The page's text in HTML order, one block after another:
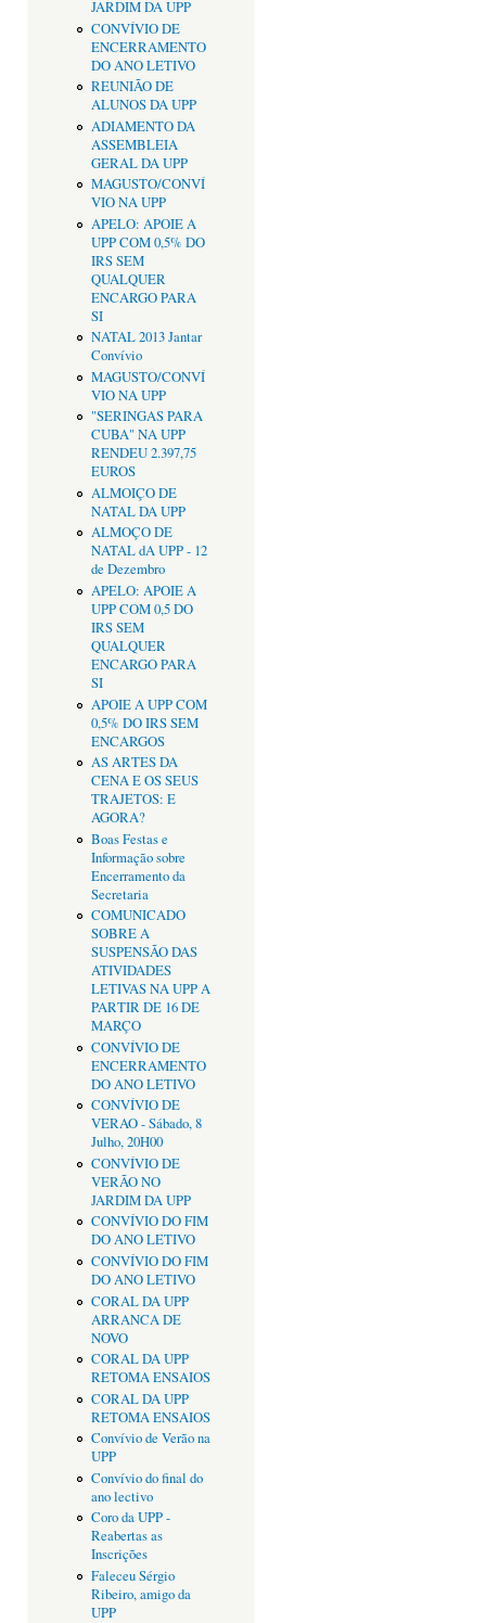
JARDIM DA UPP
CONVÍVIO DE
ENCERRAMENTO
DO ANO LETIVO
REUNIÃO DE
ALUNOS DA UPP
ADIAMENTO DA
ASSEMBLEIA
GERAL DA UPP
MAGUSTO/CONVÍ
VIO NA UPP
APELO: APOIE A
UPP COM 0,5% DO
IRS SEM
QUALQUER
ENCARGO PARA
SI
NATAL 2013 Jantar
Convívio
MAGUSTO/CONVÍ
VIO NA UPP
"SERINGAS PARA
CUBA" NA UPP
RENDEU 2.397,75
EUROS
ALMOIÇO DE
NATAL DA UPP
ALMOÇO DE
NATAL dA UPP - 12
de Dezembro
APELO: APOIE A
UPP COM 0,5 DO
IRS SEM
QUALQUER
ENCARGO PARA
SI
APOIE A UPP COM
0,5% DO IRS SEM
ENCARGOS
AS ARTES DA
CENA E OS SEUS
TRAJETOS: E
AGORA?
Boas Festas e
Informação sobre
Encerramento da
Secretaria
COMUNICADO
SOBRE A
SUSPENSÃO DAS
ATIVIDADES
LETIVAS NA UPP A
PARTIR DE 16 DE
MARÇO
CONVÍVIO DE
ENCERRAMENTO
DO ANO LETIVO
CONVÍVIO DE
VERAO - Sábado, 8
Julho, 20H00
CONVÍVIO DE
VERÃO NO
JARDIM DA UPP
CONVÍVIO DO FIM
DO ANO LETIVO
CONVÍVIO DO FIM
DO ANO LETIVO
CORAL DA UPP
ARRANCA DE
NOVO
CORAL DA UPP
RETOMA ENSAIOS
CORAL DA UPP
RETOMA ENSAIOS
Convívio de Verão na
UPP
Convívio do final do
ano lectivo
Coro da UPP -
Reabertas as
Inscrições
Faleceu Sérgio
Ribeiro, amigo da
UPP